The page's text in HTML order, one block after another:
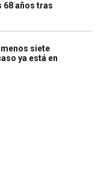
68 años tras
siete
ya está en